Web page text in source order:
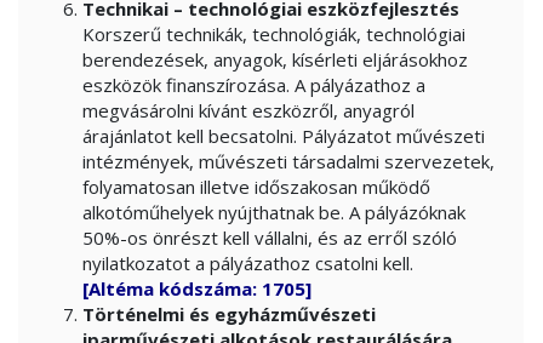
Technikai – technológiai eszközfejlesztés
Korszerű technikák, technológiák, technológiai
berendezések, anyagok, kísérleti eljárásokhoz
eszközök finanszírozása. A pályázathoz a
megvásárolni kívánt eszközről, anyagról
árajánlatot kell becsatolni. Pályázatot művészeti
intézmények, művészeti társadalmi szervezetek,
folyamatosan illetve időszakosan működő
alkotóműhelyek nyújthatnak be. A pályázóknak
50%-os önrészt kell vállalni, és az erről szóló
nyilatkozatot a pályázathoz csatolni kell.
[Altéma kódszáma: 1705]
Történelmi és egyházművészeti